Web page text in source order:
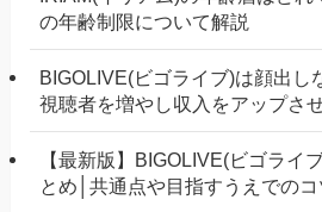
の年齢制限について解説
BIGOLIVE(ビゴライブ)は顔出し
視聴者を増やし収入をアップさ
【最新版】BIGOLIVE(ビゴライ
とめ│共通点や目指すうえでのコ